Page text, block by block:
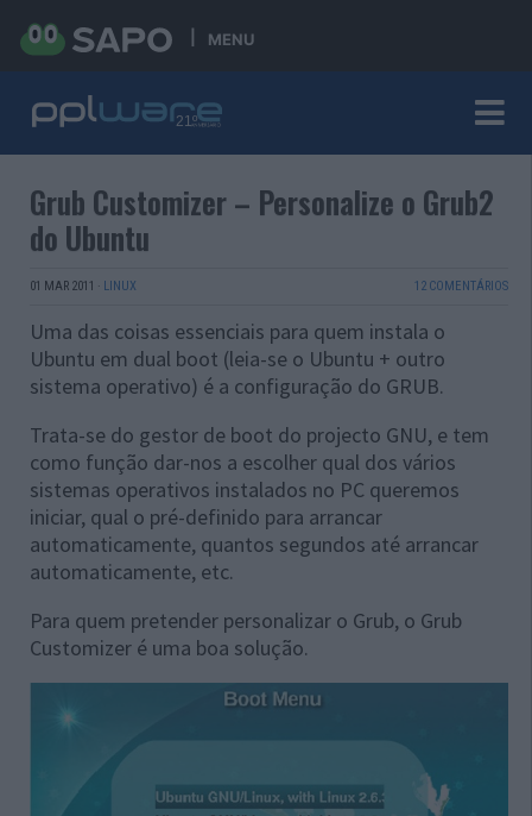
MENU
Grub Customizer – Personalize o Grub2
do Ubuntu
01 MAR 2011 · LINUX 12 COMENTÁRIOS
Uma das coisas essenciais para quem instala o
Ubuntu em dual boot (leia-se o Ubuntu + outro
sistema operativo) é a configuração do GRUB.
Trata-se do gestor de boot do projecto GNU, e tem
como função dar-nos a escolher qual dos vários
sistemas operativos instalados no PC queremos
iniciar, qual o pré-definido para arrancar
automaticamente, quantos segundos até arrancar
automaticamente, etc.
Para quem pretender personalizar o Grub, o Grub
Customizer é uma boa solução.